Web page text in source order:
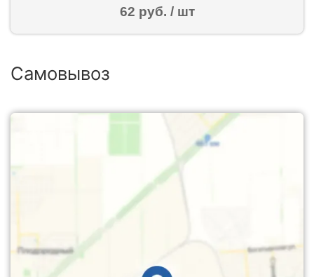
62 руб. / шт
Самовывоз